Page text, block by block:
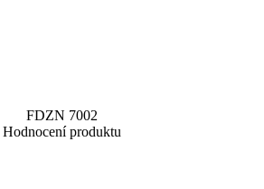
FDZN 7002
Hodnocení produktu